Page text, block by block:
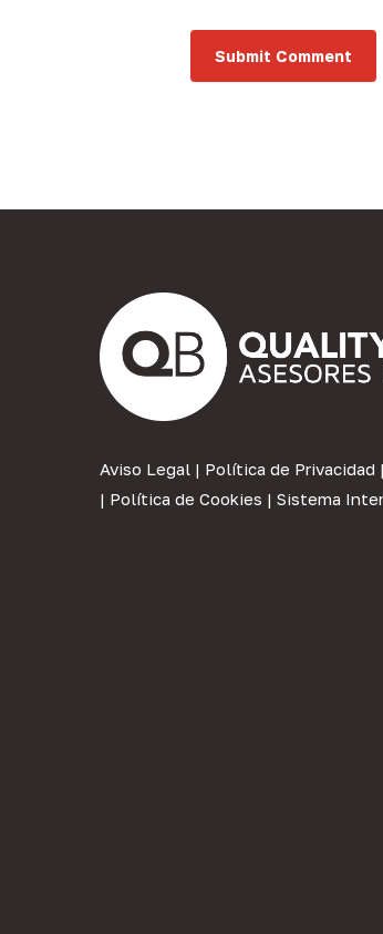
Aviso Legal | Política de Privacidad |
| Política de Cookies | Sistema